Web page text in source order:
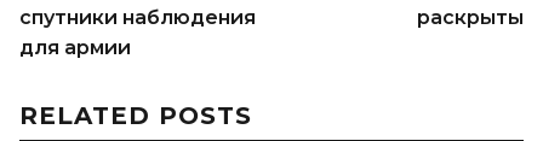
спутники наблюдения
для армии
раскрыты
RELATED POSTS